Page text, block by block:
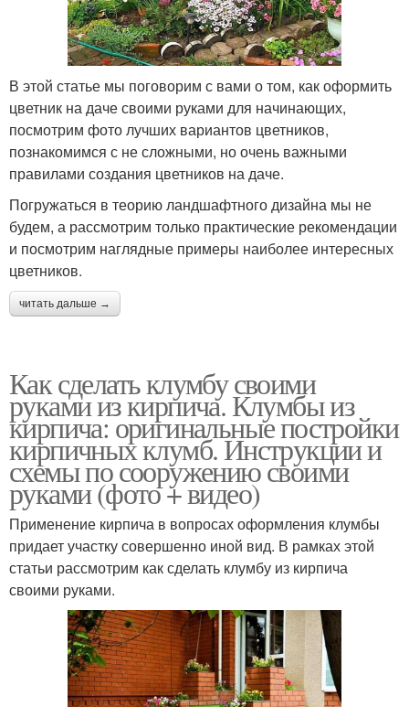
В этой статье мы поговорим с вами о том, как оформить
цветник на даче своими руками для начинающих,
посмотрим фото лучших вариантов цветников,
познакомимся с не сложными, но очень важными
правилами создания цветников на даче.
Погружаться в теорию ландшафтного дизайна мы не
будем, а рассмотрим только практические рекомендации
и посмотрим наглядные примеры наиболее интересных
цветников.
читать дальше →
Как сделать клумбу своими
руками из кирпича. Клумбы из
кирпича: оригинальные постройки
кирпичных клумб. Инструкции и
схемы по сооружению своими
руками (фото + видео)
Применение кирпича в вопросах оформления клумбы
придает участку совершенно иной вид. В рамках этой
статьи рассмотрим как сделать клумбу из кирпича
своими руками.